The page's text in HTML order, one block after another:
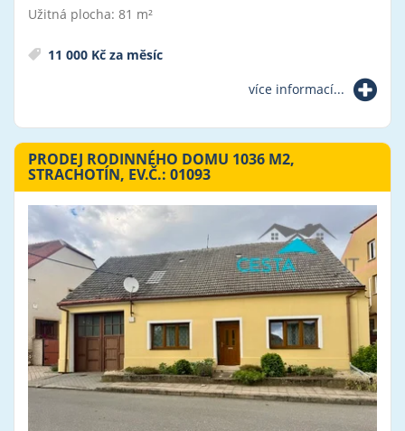
Užitná plocha: 81 m²
11 000 Kč za měsíc
více informací...
PRODEJ RODINNÉHO DOMU 1036 M2,
STRACHOTÍN, EV.Č.: 01093